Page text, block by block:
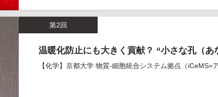
第2回
温暖化防止にも大きく貢献？ “小さな孔（あ
【化学】京都大学 物質-細胞統合システム拠点（iCeMS=